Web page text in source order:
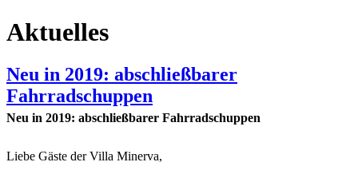
Aktuelles
Neu in 2019: abschließbarer
Fahrradschuppen
Neu in 2019: abschließbarer Fahrradschuppen
Liebe Gäste der Villa Minerva,